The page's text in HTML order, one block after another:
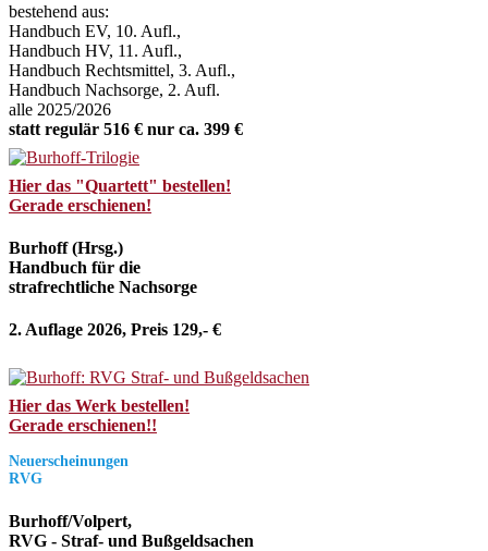
bestehend aus:
Handbuch EV, 10. Aufl.,
Handbuch HV, 11. Aufl.,
Handbuch Rechtsmittel, 3. Aufl.,
Handbuch Nachsorge, 2. Aufl.
alle 2025/2026
statt regulär 516 € nur ca. 399 €
Hier das "Quartett" bestellen!
Gerade erschienen!
Burhoff (Hrsg.)
Handbuch für die
strafrechtliche Nachsorge
2. Auflage 2026, Preis 129,- €
Hier das Werk bestellen!
Gerade erschienen!!
Neuerscheinungen
RVG
Burhoff/Volpert,
RVG - Straf- und Bußgeldsachen